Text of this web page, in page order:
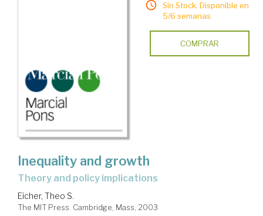
Sin Stock. Disponible en
5/6 semanas.
COMPRAR
Inequality and growth
theory and policy implications
Eicher, Theo S.
The MIT Press. Cambridge, Mass, 2003